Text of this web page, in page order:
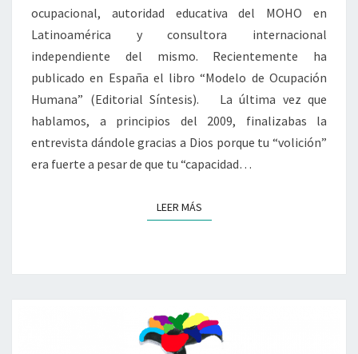
MOHO
DESDE
LA
PRÁCTICA
RETROALIMENTANDO
LA
TEORÍA
PARA
SU
ocupacional, autoridad educativa del MOHO en
Latinoamérica y consultora internacional
independiente del mismo. Recientemente ha
publicado en España el libro “Modelo de Ocupación
Humana” (Editorial Síntesis). La última vez que
hablamos, a principios del 2009, finalizabas la
entrevista dándole gracias a Dios porque tu “volición”
era fuerte a pesar de que tu “capacidad…
LEER MÁSLEER MÁS